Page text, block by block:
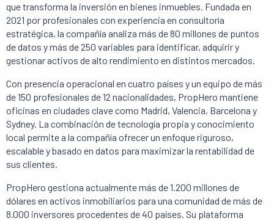
que transforma la inversión en bienes inmuebles. Fundada en
2021 por profesionales con experiencia en consultoría
estratégica, la compañía analiza más de 80 millones de puntos
de datos y más de 250 variables para identificar, adquirir y
gestionar activos de alto rendimiento en distintos mercados.
Con presencia operacional en cuatro países y un equipo de más
de 150 profesionales de 12 nacionalidades, PropHero mantiene
oficinas en ciudades clave como Madrid, Valencia, Barcelona y
Sydney. La combinación de tecnología propia y conocimiento
local permite a la compañía ofrecer un enfoque riguroso,
escalable y basado en datos para maximizar la rentabilidad de
sus clientes.
PropHero gestiona actualmente más de 1.200 millones de
dólares en activos inmobiliarios para una comunidad de más de
8.000 inversores procedentes de 40 países. Su plataforma